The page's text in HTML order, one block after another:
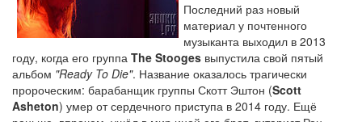
Последний раз новый
материал у почтенного
музыканта выходил в 2013
году, когда его группа The Stooges выпустила свой пятый
альбом "Ready To Die". Название оказалось трагически
пророческим: барабанщик группы Скотт Эштон (Scott
Asheton) умер от сердечного приступа в 2014 году. Ещё